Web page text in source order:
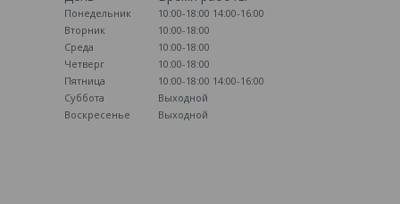
Понедельник 10:00-18:00 14:00-16:00
Вторник
10:00-18:00
Среда
10:00-18:00
Четверг
10:00-18:00
Пятница
10:00-18:00 14:00-16:00
Суббота
Выходной
Воскресенье
Выходной